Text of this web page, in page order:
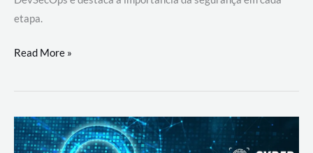
etapa.
DevSecOps
Prática:
Desenvolvimento,
Segurança
Read More »